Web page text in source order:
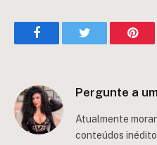
FacebookTwitter
Pergunte a
Atualmente
conteúdos